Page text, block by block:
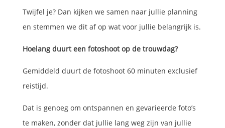
Twijfel je? Dan kijken we samen naar jullie planning
en stemmen we dit af op wat voor jullie belangrijk is.
Hoelang duurt een fotoshoot op de trouwdag?
Gemiddeld duurt de fotoshoot 60 minuten exclusief
reistijd.
Dat is genoeg om ontspannen en gevarieerde foto’s
te maken, zonder dat jullie lang weg zijn van jullie